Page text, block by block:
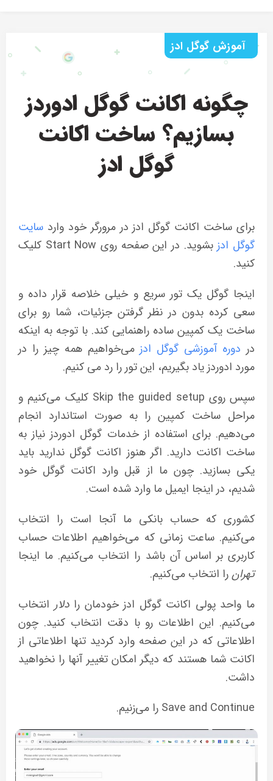
آموزش گوگل ادز
چگونه اکانت گوگل ادوردز
بسازیم؟ ساخت اکانت
گوگل ادز
برای ساخت اکانت گوگل ادز در مرورگر خود وارد سایت
گوگل ادز
بشوید. در این صفحه روی Start Now کلیک
کنید.
اینجا گوگل یک تور سریع و خیلی خلاصه قرار داده و
سعی کرده بدون در نظر گرفتن جزئیات، شما رو برای
ساخت یک کمپین ساده راهنمایی کند. با توجه به اینکه
در دوره آموزشی گوگل ادز می‌خواهیم همه چیز را در
مورد ادوردز یاد بگیریم، این تور را رد می کنیم.
سپس روی Skip the guided setup کلیک می‌کنیم و
مراحل ساخت کمپین را به صورت استاندارد انجام
می‌دهیم. برای استفاده از خدمات گوگل ادوردز نیاز به
ساخت اکانت دارید. اگر هنوز اکانت گوگل ندارید باید
یکی بسازید. چون ما از قبل وارد اکانت گوگل خود
شدیم، در اینجا ایمیل ما وارد شده است.
کشوری که حساب بانکی ما آنجا است را انتخاب
می‌کنیم. ساعت زمانی که می‌خواهیم اطلاعات حساب
کاربری بر اساس آن باشد را انتخاب می‌کنیم. ما اینجا
تهرانرا انتخاب می‌کنیم.
ما واحد پولی اکانت گوگل ادز خودمان رادلار انتخاب
می‌کنیم. این اطلاعات رو با دقت انتخاب کنید. چون
اطلاعاتی که در این صفحه وارد کردید تنها اطلاعاتی از
اکانت شما هستند که دیگر امکان تغییر آنها را نخواهید
داشت.
Save and Continue را می‌زنیم.